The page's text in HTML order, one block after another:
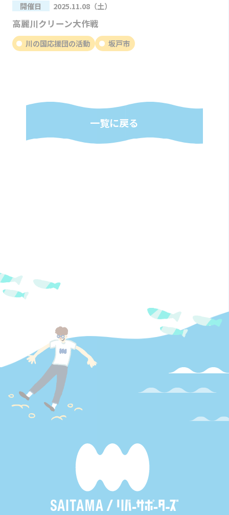
開催日 2025.11.08（土）
高麗川クリーン大作戦
川の国応援団の活動 坂戸市
一覧に戻る